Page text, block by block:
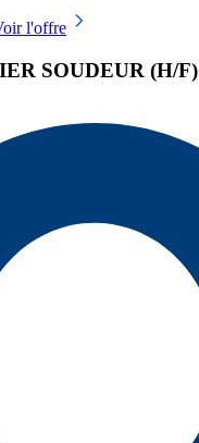
l'offre
SOUDEUR (H/F)